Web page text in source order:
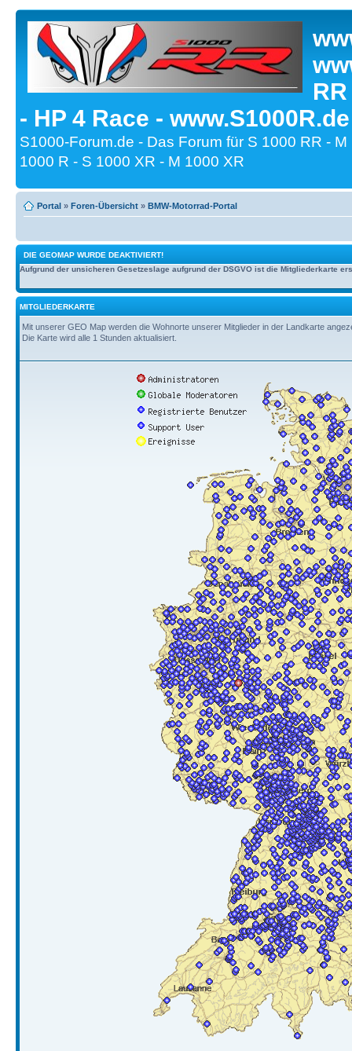
- HP 4 Race -
S1000-Forum.de - Das Forum für S 1000 RR -
1000 R - S 1000 XR - M 1000 XR
Portal » Foren-Übersicht » BMW-Motorrad-Portal
DIE GEOMAP WURDE DEAKTIVIERT!
Aufgrund der unsicheren Gesetzeslage aufgrund der DSGVO ist die Mitgliederkarte
MITGLIEDERKARTE
Mit unserer GEO Map werden die Wohnorte unserer Mitglieder in der Landkarte
Die Karte wird alle 1 Stunden aktualisiert.